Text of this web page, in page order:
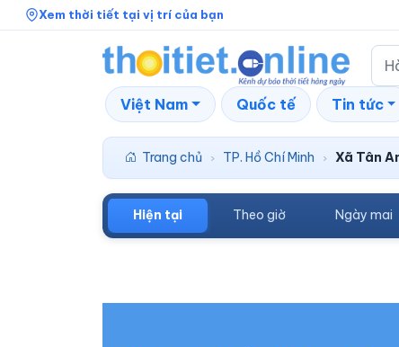
Xem thời tiết tại vị trí của bạn
Việt Nam Quốc tế Tin tức
Trang chủ › TP. Hồ Chí Minh › Xã Tân
Hiện tại Theo giờ Ngày mai